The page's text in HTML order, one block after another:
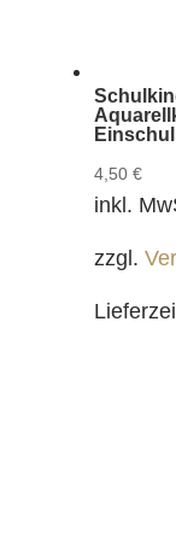
4,50 €
inkl.
zzgl.